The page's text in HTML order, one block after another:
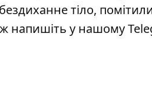
тіло,
напишіть у нашому